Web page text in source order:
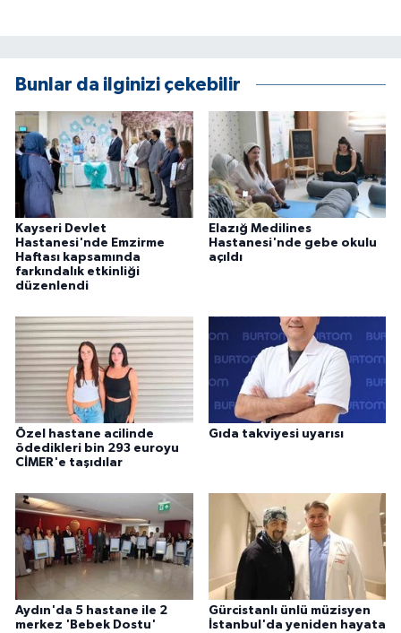
Bunlar da ilginizi çekebilir
Kayseri Devlet
Hastanesi'nde Emzirme
Haftası kapsamında
farkındalık etkinliği
düzenlendi
Elazığ Medilines
Hastanesi'nde gebe okulu
açıldı
Özel hastane acilinde
ödedikleri bin 293 euroyu
CİMER'e taşıdılar
Gıda takviyesi uyarısı
Aydın'da 5 hastane ile 2
merkez 'Bebek Dostu'
Gürcistanlı ünlü müzisyen
İstanbul'da yeniden hayata